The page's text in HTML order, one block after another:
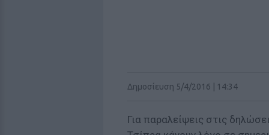
Δημοσίευση 5/4/2016 | 14:34
Για παραλείψεις στις